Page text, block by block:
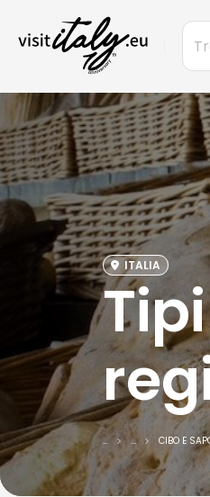
ITALIA
... ... CIBO E